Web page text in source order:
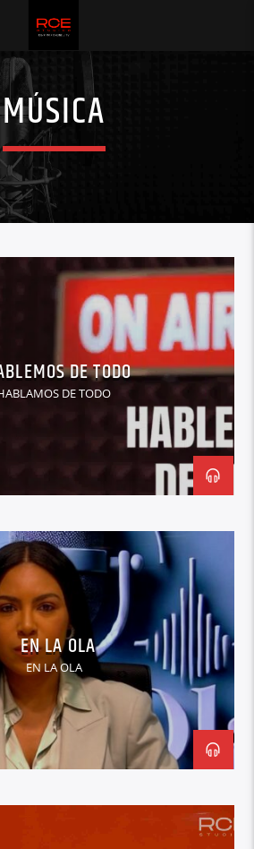
MÚSICA
DE TODO
DE TODO
EN LA OLA
EN LA OLA